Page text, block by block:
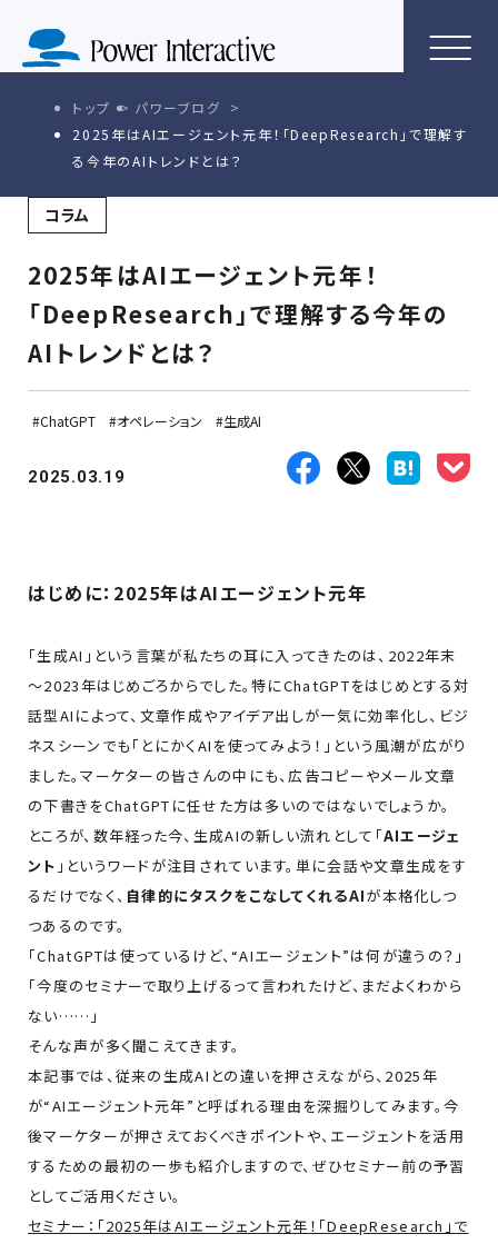
トップ
パワーブログ
2025年はAIエージェント元年！「DeepResearch」で理解す
る今年のAIトレンドとは？
コラム
2025年はAIエージェント元年！
「DeepResearch」で理解する今年の
AIトレンドとは？
ChatGPT オペレーション 生成AI
2025.03.19
はじめに：2025年はAIエージェント元年
「生成AI」という言葉が私たちの耳に入ってきたのは、2022年末
～2023年はじめごろからでした。特にChatGPTをはじめとする対
話型AIによって、文章作成やアイデア出しが一気に効率化し、ビジ
ネスシーンでも「とにかくAIを使ってみよう！」という風潮が広がり
ました。マーケターの皆さんの中にも、広告コピーやメール文章
の下書きをChatGPTに任せた方は多いのではないでしょうか。
ところが、数年経った今、生成AIの新しい流れとして「AIエージェ
ント 」というワードが注目されています。単に会話や文章生成をす
るだけでなく、 自律的にタスクをこなしてくれるAIが本格化しつ
つあるのです。
「ChatGPTは使っているけど、“AIエージェント”は何が違うの？」
「今度のセミナーで取り上げるって言われたけど、まだよくわから
ない……」
そんな声が多く聞こえてきます。
本記事では、従来の生成AIとの違いを押さえながら、2025年
が“AIエージェント元年”と呼ばれる理由を深掘りしてみます。今
後マーケターが押さえておくべきポイントや、エージェントを活用
するための最初の一歩も紹介しますので、ぜひセミナー前の予習
としてご活用ください。
セミナー：「2025年はAIエージェント元年！「DeepResearch」で